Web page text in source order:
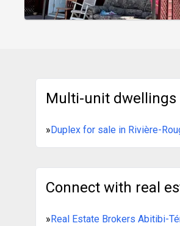
Multi-unit dwellings
» Duplex for sale in Rivière-
Connect with real
» Real Estate Brokers Abitibi-